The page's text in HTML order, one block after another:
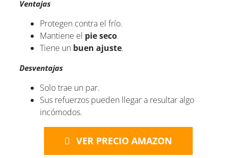
Ventajas
Protegen contra el frío.
Mantiene el pie seco.
Tiene un buen ajuste.
Desventajas
Solo trae un par.
Sus refuerzos pueden llegar a resultar algo
incómodos.
VER PRECIO AMAZON